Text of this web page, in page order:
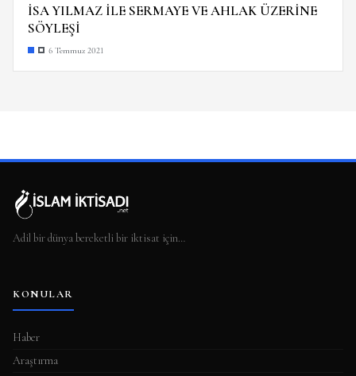
İSA YILMAZ İLE SERMAYE VE AHLAK ÜZERİNE
SÖYLEŞİ
6 Temmuz 2021
Adil bir dünya bereketli bir iktisat için…
KONULAR
Haber
Araştırma